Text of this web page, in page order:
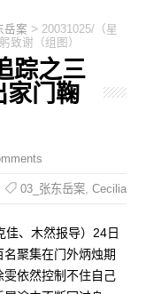
岳案 > 20031025/（星
致谢（组图）
踪之三
家门鞠
03_张东岳案, Cecilia
、木然报导）24日
聚集在门外炳烛期
依然控制不住自己